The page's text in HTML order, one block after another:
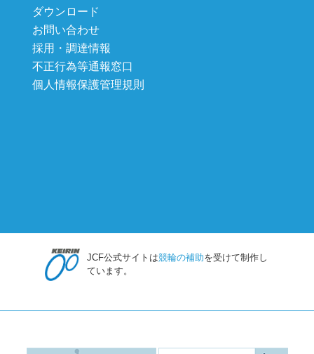
ダウンロード
お問い合わせ
採用・調達情報
不正行為等通報窓口
個人情報保護管理規則
JCF公式サイトは競輪の補助を受けて制作し
ています。